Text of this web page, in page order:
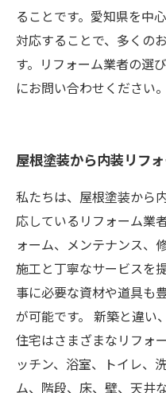
ることです。愛知県を中
対応することで、多くの
す。リフォーム業者の選
にお問い合わせください。
屋根塗装から内装リフ
私たちは、屋根塗装から
応しているリフォーム業
ォーム、メンテナンス、
施工と丁寧なサービスを
事に必要な資材や道具も
が可能です。 新築と違い
住宅はさまざまなリフォ
ッチン、浴室、トイレ、
ム、階段、床、壁、天井